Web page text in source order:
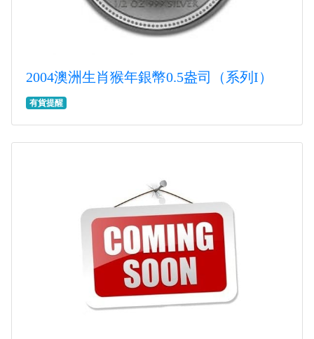
2004澳洲生肖猴年銀幣0.5盎司（系列I）
有貨提醒